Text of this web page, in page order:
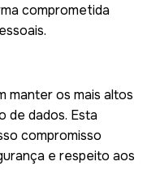
comprometida
manter os mais altos
de dados. Esta
compromisso
e respeito aos